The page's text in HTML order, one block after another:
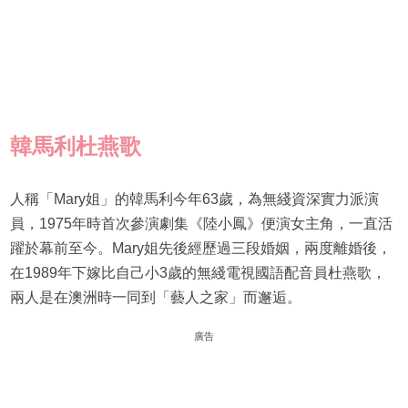
韓馬利杜燕歌
人稱「Mary姐」的韓馬利今年63歲，為無綫資深實力派演
員，1975年時首次參演劇集《陸小鳳》便演女主角，一直活
躍於幕前至今。Mary姐先後經歷過三段婚姻，兩度離婚後，
在1989年下嫁比自己小3歲的無綫電視國語配音員杜燕歌，
兩人是在澳洲時一同到「藝人之家」而邂逅。
廣告